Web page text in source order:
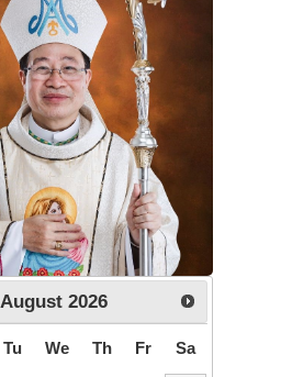
August 2026
Tu We Th Fr Sa